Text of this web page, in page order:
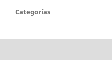
Categorías